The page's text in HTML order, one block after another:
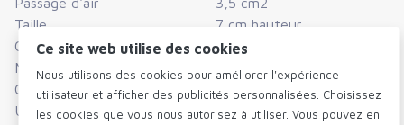
Disponible en variantes d'emballage, demandez les
possibilités.
Taille
7 cm hauteur
Couleur
anthracite
Matériel
inox
Configuration
allongée
Unité de conditionnement
Box (20 pieces)
Ce site web utilise des cookies
Nous utilisons des cookies pour améliorer l'expérience
utilisateur et afficher des publicités personnalisées. Choisissez
les cookies que vous nous autorisez à utiliser. Vous pouvez en